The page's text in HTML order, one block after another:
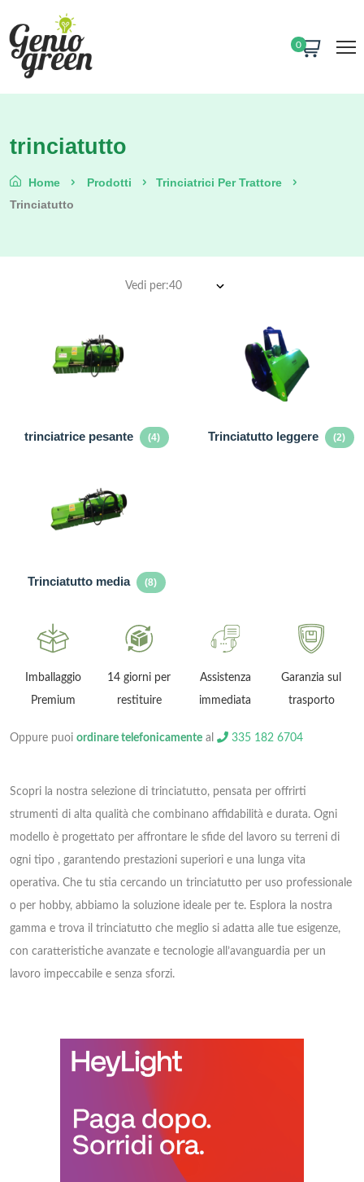
0
trinciatutto
Home Prodotti
Trinciatrici Per Trattore
Trinciatutto
Vedi per:
trinciatrice pesante (4) Trinciatutto leggere (2)
Trinciatutto media (8)
Imballaggio
Premium
14 giorni per
restituire
Assistenza
immediata
Garanzia sul
trasporto
Oppure puoi ordinare telefonicamente al 335 182 6704
Scopri la nostra selezione di trinciatutto, pensata per offrirti
strumenti di alta qualità che combinano affidabilità e durata. Ogni
modello è progettato per affrontare le sfide del lavoro su terreni di
ogni tipo , garantendo prestazioni superiori e una lunga vita
operativa. Che tu stia cercando un trinciatutto per uso professionale
o per hobby, abbiamo la soluzione ideale per te. Esplora la nostra
gamma e trova il trinciatutto che meglio si adatta alle tue esigenze,
con caratteristiche avanzate e tecnologie all’avanguardia per un
lavoro impeccabile e senza sforzi.